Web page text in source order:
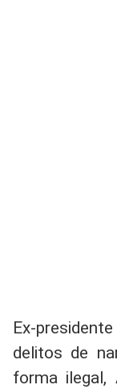
Ex-
delitos de
forma ilegal,